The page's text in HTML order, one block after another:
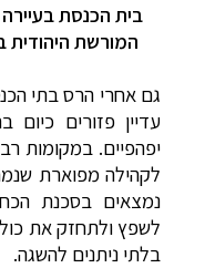
המורשת היהודית
גם אחרי הרס בתי
עדיין פזורים
יפהפיים. במקומות
לקהילה מפוארת
נמצאים בסכנת
לשפץ ולתחזק את
בלתי ניתנים להשגה.